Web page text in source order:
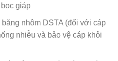
giáp
nhôm DSTA (đối với cáp
nhiễu và bảo vệ cáp khỏi